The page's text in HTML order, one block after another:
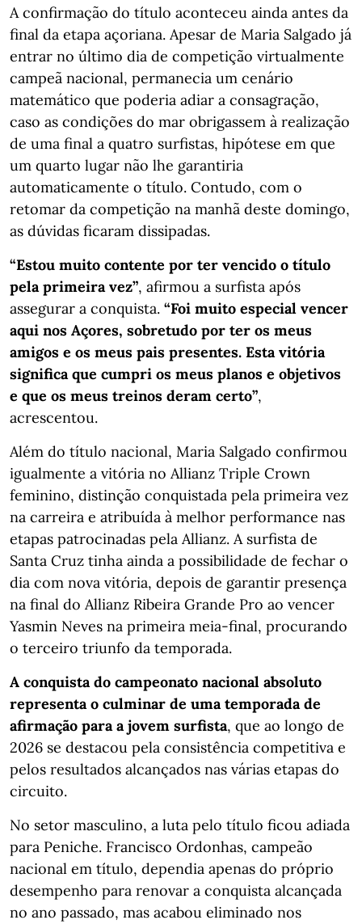
A confirmação do título aconteceu ainda antes da
final da etapa açoriana. Apesar de Maria Salgado já
entrar no último dia de competição virtualmente
campeã nacional, permanecia um cenário
matemático que poderia adiar a consagração,
caso as condições do mar obrigassem à realização
de uma final a quatro surfistas, hipótese em que
um quarto lugar não lhe garantiria
automaticamente o título. Contudo, com o
retomar da competição na manhã deste domingo,
as dúvidas ficaram dissipadas.
“Estou muito contente por ter vencido o título
pela primeira vez”, afirmou a surfista após
assegurar a conquista. “Foi muito especial vencer
aqui nos Açores, sobretudo por ter os meus
amigos e os meus pais presentes. Esta vitória
significa que cumpri os meus planos e objetivos
e que os meus treinos deram certo”,
acrescentou.
Além do título nacional, Maria Salgado confirmou
igualmente a vitória no Allianz Triple Crown
feminino, distinção conquistada pela primeira vez
na carreira e atribuída à melhor performance nas
etapas patrocinadas pela Allianz. A surfista de
Santa Cruz tinha ainda a possibilidade de fechar o
dia com nova vitória, depois de garantir presença
na final do Allianz Ribeira Grande Pro ao vencer
Yasmin Neves na primeira meia-final, procurando
o terceiro triunfo da temporada.
A conquista do campeonato nacional absoluto
representa o culminar de uma temporada de
afirmação para a jovem surfista, que ao longo de
2026 se destacou pela consistência competitiva e
pelos resultados alcançados nas várias etapas do
circuito.
No setor masculino, a luta pelo título ficou adiada
para Peniche. Francisco Ordonhas, campeão
nacional em título, dependia apenas do próprio
desempenho para renovar a conquista alcançada
no ano passado, mas acabou eliminado nos